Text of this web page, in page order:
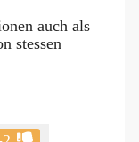
auch als
stessen